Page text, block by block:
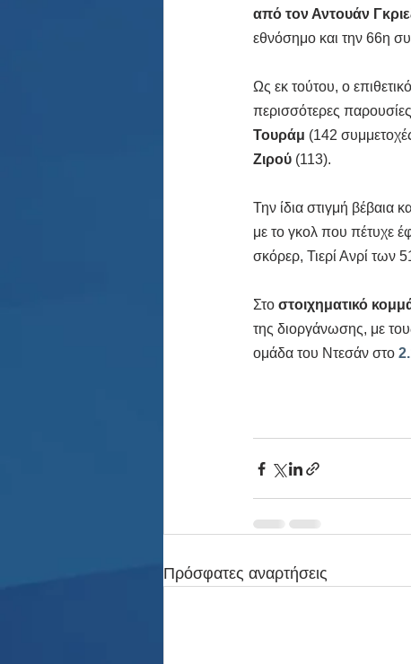
από τον Αντουάν
εθνόσημο και την 66η
Ως εκ τούτου, ο
περισσότερες
Τουράμ (142
Ζιρού (113).
Την ίδια στιγμή βέβαια
με το γκολ που πέτυχε
σκόρερ, Τιερί Ανρί των
Στο στοιχηματικό
της διοργάνωσης, με
ομάδα του Ντεσάν στο
Πρόσφατες αναρτήσεις